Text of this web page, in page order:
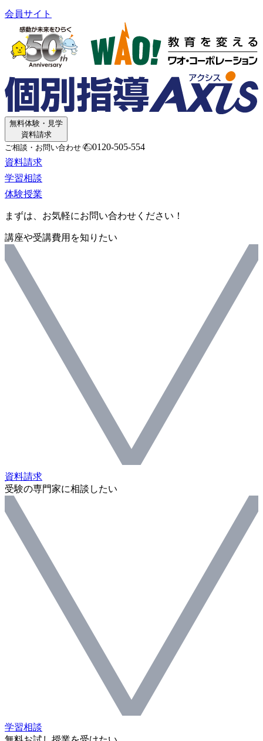
会員サイト
無料体験・見学
資料請求
ご相談・お問い合わせ
0120-505-554
資料請求
学習相談
体験授業
まずは、お気軽にお問い合わせください！
講座や受講費用を知りたい
資料請求
受験の専門家に相談したい
学習相談